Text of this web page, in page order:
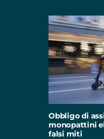
Obbligo di
monopattini
falsi miti